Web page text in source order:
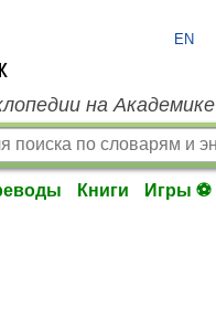
EN
на Академике
Книги Игры ⚽